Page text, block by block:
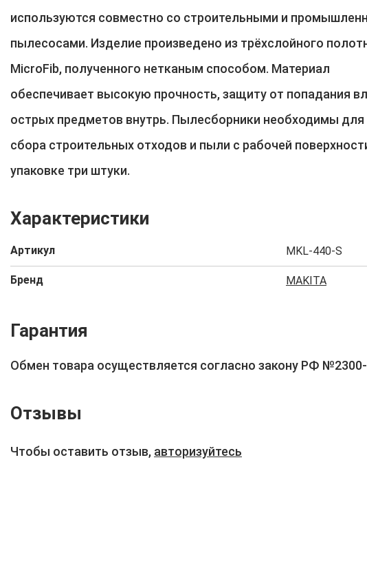
используются совместно со строительными и
пылесосами. Изделие произведено из трёхслойного
MicroFib, полученного нетканым способом. Материал
обеспечивает высокую прочность, защиту от попадания
острых предметов внутрь. Пылесборники необходимы для
сбора строительных отходов и пыли с рабочей
упаковке три штуки.
Характеристики
Артикул MKL-440-S
Бренд MAKITA
Гарантия
Обмен товара осуществляется согласно закону РФ
Отзывы
Чтобы оставить отзыв, авторизуйтесь